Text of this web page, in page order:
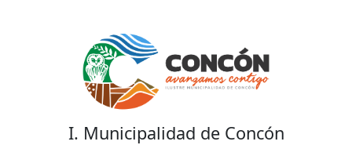
I. Municipalidad de Concón